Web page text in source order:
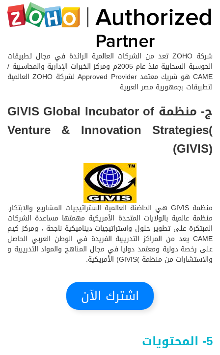
شركة ZOHO تعد من الشركات العالمية الرائدة في مجال تطبيقات
الحوسبة السحابية منذ عام 2005م ومركز الخبرات الإدارية والمحاسبية /
CAME هو شريك معتمد Approved Provider لشركة ZOHO العالمية
لتطبيقات بجمهورية مصر العربية
ج- منظمة GIVIS Global Incubator of
Venture & Innovation Strategies(
(GIVIS)
منظمة GIVIS هي الحاضنة العالمية الستراتيجيات المشاريع والابتكار.
منظمة عالمية بالولايات المتحدة الأمريكية مهمتها مساعدة الشركات
المبتكرة على تطوير حلول واستراتيجيات ديناميكية ناجحة ، ومركز كيم
CAME يعد من المراكز التدريبية الفريدة في الوطن العربي الحاصل
على رخصة دولية ومعتمد دوليا في مجال المناهج والمواد التدريبية و
والاستشارات من منظمة )GIVIS) الأمريكية.
اشترك الآن
5- المحتويات